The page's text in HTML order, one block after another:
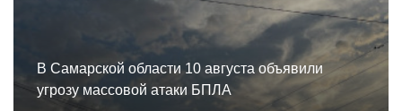
В Самарской области 10 августа объявили
угрозу массовой атаки БПЛА